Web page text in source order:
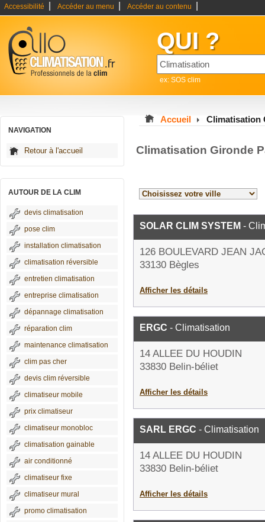
Accessibilité Accéder au menu Accéder au contenu
QUI ?
ex: SOS clim
NAVIGATION
Retour à l'accueil
AUTOUR DE LA CLIM
devis climatisation
pose clim
installation climatisation
climatisation réversible
entretien climatisation
entreprise climatisation
dépannage climatisation
réparation clim
maintenance climatisation
clim pas cher
devis clim réversible
climatiseur mobile
prix climatiseur
climatiseur monobloc
climatisation gainable
air conditionné
climatiseur fixe
climatiseur mural
promo climatisation
Accueil Climatisation
Climatisation Gironde
SOLAR CLIM SYSTEM -
126 BOULEVARD JEAN
33130 Bègles
Afficher les détails
ERGC - Climatisation
14 ALLEE DU HOUDIN
33830 Belin-béliet
Afficher les détails
SARL ERGC - Climatisation
14 ALLEE DU HOUDIN
33830 Belin-béliet
Afficher les détails